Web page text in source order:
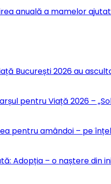
anuală a mamelor
București 2026 au
pentru Viață 2026 –
pentru amândoi – pe
Adopția – o naștere din